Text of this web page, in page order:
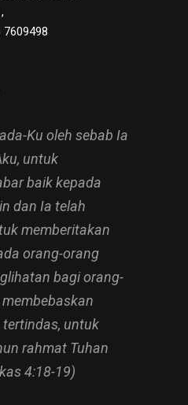
7609498
Ku oleh sebab Ia
untuk
baik kepada
dan Ia telah
memberitakan
orang-orang
bagi orang-
untuk
rahmat Tuhan
4:18-19)